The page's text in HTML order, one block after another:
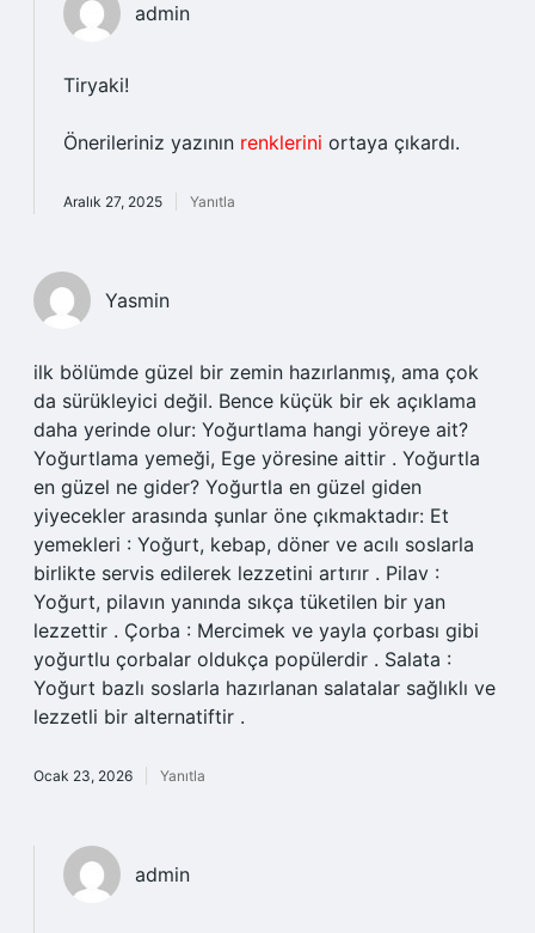
admin
Tiryaki!
Önerileriniz yazının renklerini ortaya çıkardı.
Aralık 27, 2025 Yanıtla
Yasmin
ilk bölümde güzel bir zemin hazırlanmış, ama çok
da sürükleyici değil. Bence küçük bir ek açıklama
daha yerinde olur: Yoğurtlama hangi yöreye ait?
Yoğurtlama yemeği, Ege yöresine aittir . Yoğurtla
en güzel ne gider? Yoğurtla en güzel giden
yiyecekler arasında şunlar öne çıkmaktadır: Et
yemekleri : Yoğurt, kebap, döner ve acılı soslarla
birlikte servis edilerek lezzetini artırır . Pilav :
Yoğurt, pilavın yanında sıkça tüketilen bir yan
lezzettir . Çorba : Mercimek ve yayla çorbası gibi
yoğurtlu çorbalar oldukça popülerdir . Salata :
Yoğurt bazlı soslarla hazırlanan salatalar sağlıklı ve
lezzetli bir alternatiftir .
Ocak 23, 2026 Yanıtla
admin